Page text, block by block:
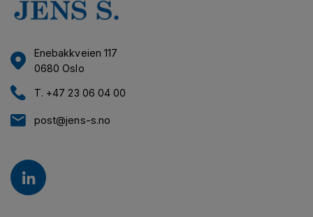
Enebakkveien 117
0680 Oslo
T. +47 23 06 04 00
post@jens-s.no